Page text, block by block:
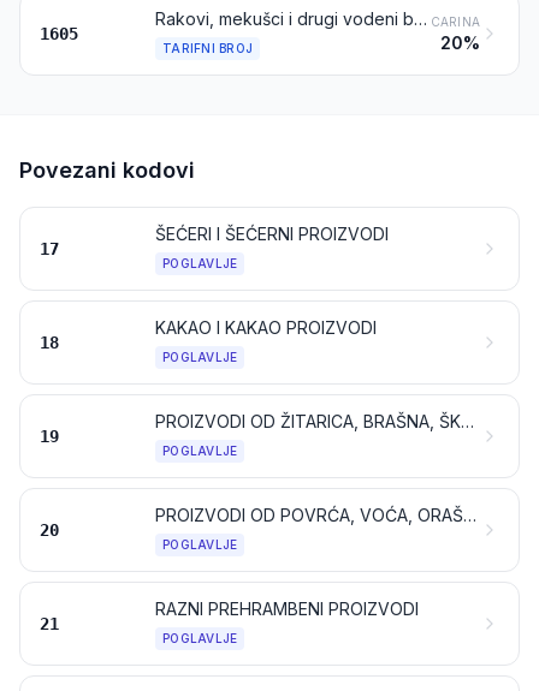
1605
Rakovi, mekušci i drugi vodeni beskralježnjaci, pripremljeni ili konzervirani
TARIFNI BROJ
CARINA
20%
Povezani kodovi
17
ŠEĆERI I ŠEĆERNI PROIZVODI
POGLAVLJE
18
KAKAO I KAKAO PROIZVODI
POGLAVLJE
19
PROIZVODI OD ŽITARICA, BRAŠNA, ŠKROBA ILI MLIJEKA; SLASTIČARSKI PROIZVODI
POGLAVLJE
20
PROIZVODI OD POVRĆA, VOĆA, ORAŠASTIH PLODOVA ILI DRUGIH DIJELOVA BILJAKA
POGLAVLJE
21
RAZNI PREHRAMBENI PROIZVODI
POGLAVLJE